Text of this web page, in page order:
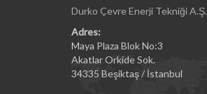
Durko Çevre Enerji Tekniği A.Ş.
Adres:
Maya Plaza Blok No:3
Akatlar Orkide Sok.
34335 Beşiktaş / İstanbul